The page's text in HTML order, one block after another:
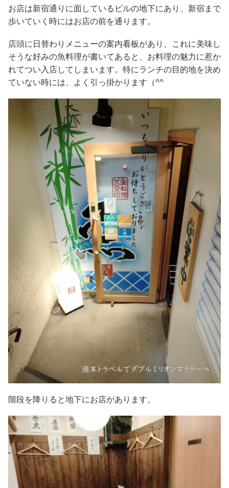
お店は新宿通りに面しているビルの地下にあり、新宿まで
歩いていく時にはお店の前を通ります。
店頭に日替わりメニューの案内看板があり、これに美味し
そうな好みの魚料理が書いてあると、お料理の魅力に惹か
れてつい入店してしまいます。特にランチの目的地を決め
ていない時には、よく引っ掛かります（^^ゞ
階段を降りると地下にお店があります。